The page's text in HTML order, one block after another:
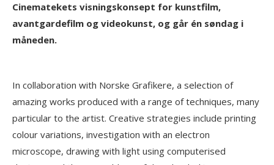
Cinematekets visningskonsept for kunstfilm,
avantgardefilm og videokunst, og går én søndag i
måneden.
In collaboration with Norske Grafikere, a selection of
amazing works produced with a range of techniques, many
particular to the artist. Creative strategies include printing
colour variations, investigation with an electron
microscope, drawing with light using computerised